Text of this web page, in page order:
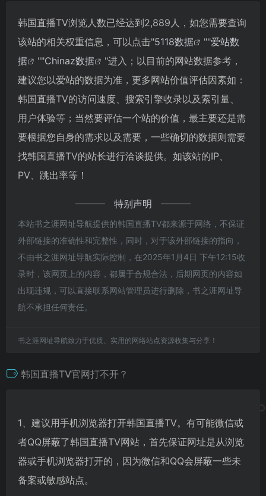
韩国直播TV浏览人数已经达到2,889人，如您需要查询
该站的相关权重信息，可以点击"5118数据 ""爱站数
据
""Chinaz数据
"进入；以目前的网站数据参考，
建议您以爱站的数据为准，更多网站价值评估因素如：
韩国直播TV的访问速度、搜索引擎收录以及索引量、
用户体验等；当然要评估一个站的价值，最主要还是需
要根据您自身的需求以及需要，一些确切的数据则需要
找韩国直播TV的站长进行洽谈提供。如该站的IP、
PV、跳出率等！
特别声明
本站书之涯网址导航提供的韩国直播TV都来源于网络，不保证
外部链接的准确性和完整性，同时，对于该外部链接的指向，
不由书之涯网址导航实际控制，在2025年1月4日 下午12:15收
录时，该网页上的内容，都属于合规合法，后期网页的内容如
出现违规，可以直接联系网站管理员进行删除，书之涯网址导
航不承担任何责任。
书之涯网址导航致力于优质、实用的网络站点资源收集与分享！
韩国直播TV官网打不开？
1、建议用手机浏览器打开韩国直播TV。有可能微信或
者QQ屏蔽了韩国直播TV网站，首先保证网址是从浏览
器或手机浏览器打开的，因为微信和QQ会屏蔽一些未
备案或敏感站点。